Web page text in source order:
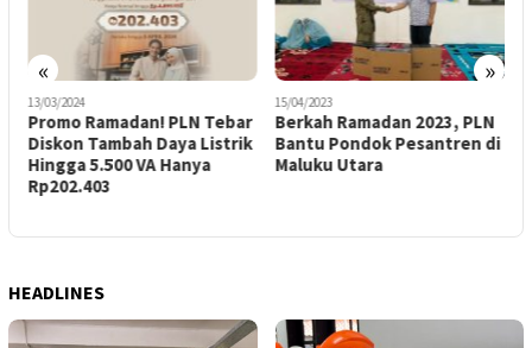
« »
13/03/2024
Promo Ramadan! PLN Tebar
Diskon Tambah Daya Listrik
Hingga 5.500 VA Hanya
Rp202.403
15/04/2023
Berkah Ramadan 2023, PLN
Bantu Pondok Pesantren di
Maluku Utara
HEADLINES